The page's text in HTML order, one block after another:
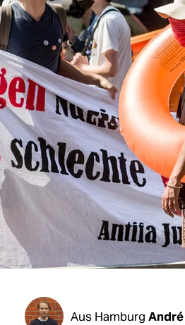
Aus Hamburg